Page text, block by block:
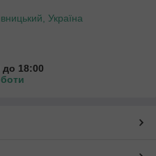
Україна
до 18:00